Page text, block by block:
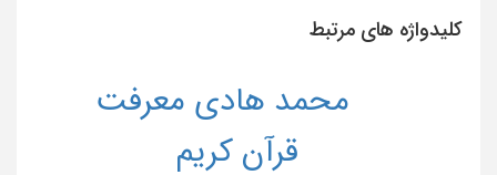
کلیدواژه های مرتبط
قرآن کریم
محمد هادی معرفت